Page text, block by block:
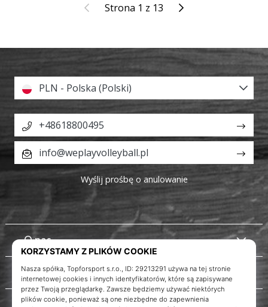
Poprzedni
Strona 1 z 13 Kolejny
O nas
Obsługa klienta
PLN - Polska (Polski)
+48618800495
info@weplayvolleyball.pl
Wyślij prośbę o anulowanie